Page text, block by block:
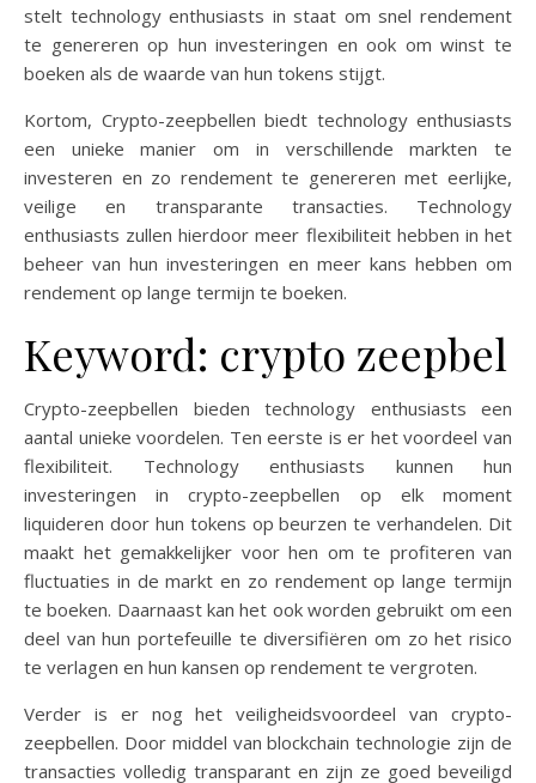
stelt technology enthusiasts in staat om snel rendement
te genereren op hun investeringen en ook om winst te
boeken als de waarde van hun tokens stijgt.
Kortom, Crypto-zeepbellen biedt technology enthusiasts
een unieke manier om in verschillende markten te
investeren en zo rendement te genereren met eerlijke,
veilige en transparante transacties. Technology
enthusiasts zullen hierdoor meer flexibiliteit hebben in het
beheer van hun investeringen en meer kans hebben om
rendement op lange termijn te boeken.
Keyword: crypto zeepbel
Crypto-zeepbellen bieden technology enthusiasts een
aantal unieke voordelen. Ten eerste is er het voordeel van
flexibiliteit. Technology enthusiasts kunnen hun
investeringen in crypto-zeepbellen op elk moment
liquideren door hun tokens op beurzen te verhandelen. Dit
maakt het gemakkelijker voor hen om te profiteren van
fluctuaties in de markt en zo rendement op lange termijn
te boeken. Daarnaast kan het ook worden gebruikt om een
deel van hun portefeuille te diversifiëren om zo het risico
te verlagen en hun kansen op rendement te vergroten.
Verder is er nog het veiligheidsvoordeel van crypto-
zeepbellen. Door middel van blockchain technologie zijn de
transacties volledig transparant en zijn ze goed beveiligd